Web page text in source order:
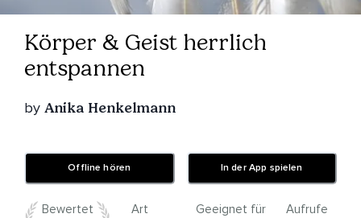
Körper & Geist herrlich
entspannen
by Anika Henkelmann
Offline hören In der App spielen
Bewertet
Art
Geeignet für
Aufrufe